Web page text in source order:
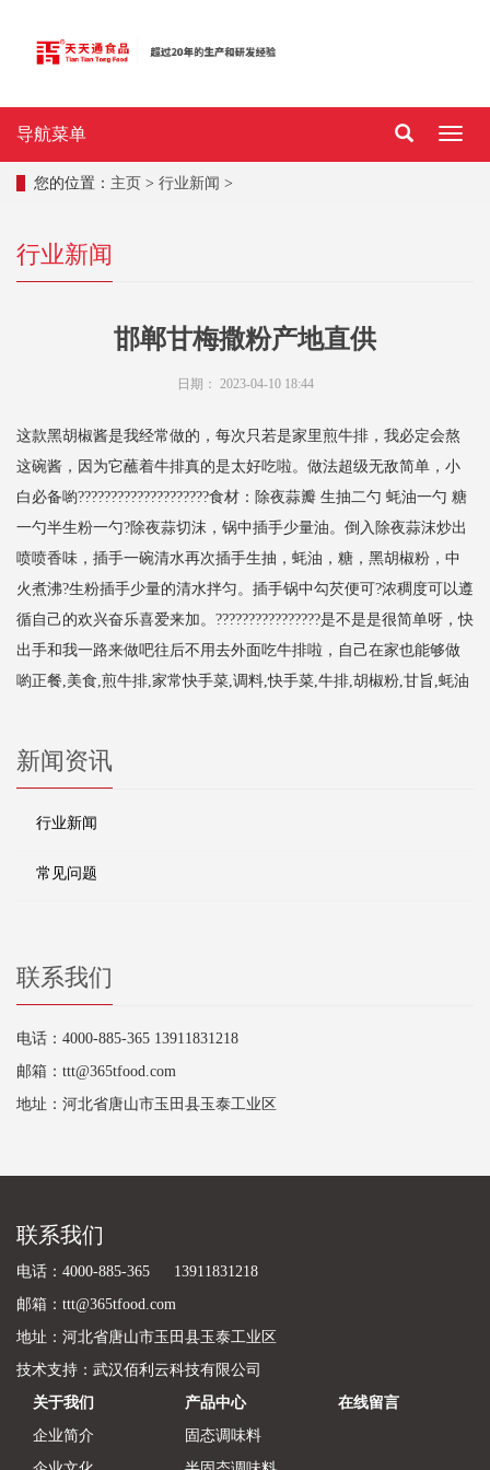
导
导航菜单
您的位置： 主页 > 行业新闻 >
行业新闻
邯郸甘梅撒粉产地直供
日期： 2023-04-10 18:44
这款黑胡椒酱是我经常做的，每次只若是家里煎牛排，我必定会熬
这碗酱，因为它蘸着牛排真的是太好吃啦。做法超级无敌简单，小
白必备喲????????????????????食材：除夜蒜瓣 生抽二勺 蚝油一勺 糖
一勺半生粉一勺?除夜蒜切沫，锅中插手少量油。倒入除夜蒜沫炒出
喷喷香味，插手一碗清水再次插手生抽，蚝油，糖，黑胡椒粉，中
火煮沸?生粉插手少量的清水拌匀。插手锅中勾芡便可?浓稠度可以遵
循自己的欢兴奋乐喜爱来加。????????????????是不是是很简单呀，快
出手和我一路来做吧往后不用去外面吃牛排啦，自己在家也能够做
喲正餐,美食,煎牛排,家常快手菜,调料,快手菜,牛排,胡椒粉,甘旨,蚝油
新闻资讯
行业新闻
常见问题
联系我们
电话：4000-885-365 13911831218
邮箱：ttt@365tfood.com
地址：河北省唐山市玉田县玉泰工业区
联系我们
电话：4000-885-365 13911831218
邮箱：ttt@365tfood.com
地址：河北省唐山市玉田县玉泰工业区
技术支持： 武汉佰利云科技有限公司
关于我们
企业简介
产品中心
固态调味料
在线留言